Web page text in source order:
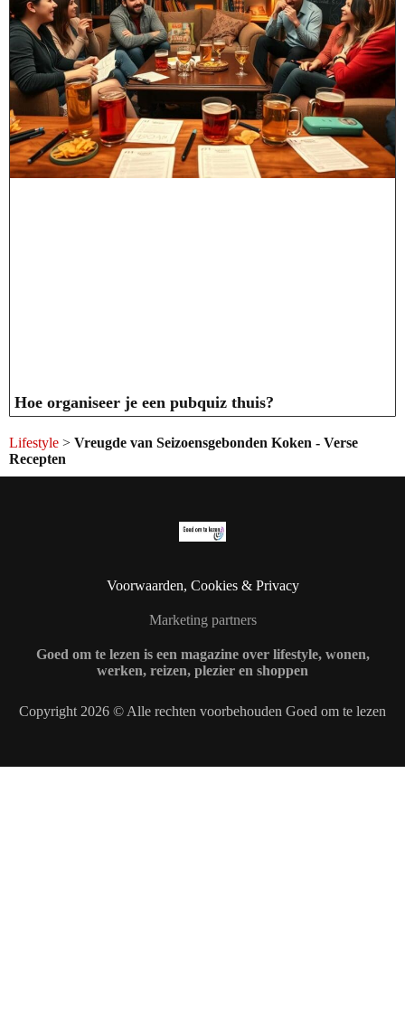
Hoe organiseer je een pubquiz thuis?
Lifestyle > Vreugde van Seizoensgebonden Koken - Verse
Recepten
Voorwaarden, Cookies & Privacy
Marketing partners
Goed om te lezen is een magazine over lifestyle, wonen,
werken, reizen, plezier en shoppen
Copyright 2026 © Alle rechten voorbehouden Goed om te lezen